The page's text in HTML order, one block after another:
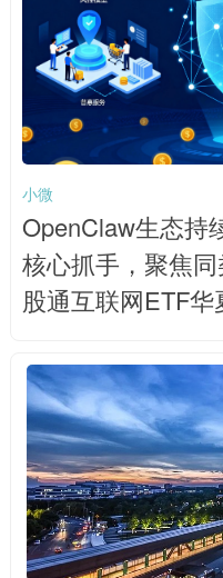
小微
OpenClaw生态持
核心抓手，聚焦
股通互联网ETF